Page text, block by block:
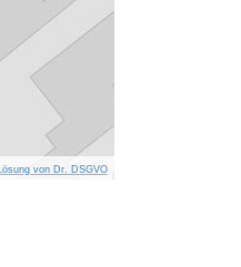
Lösung von Dr. DSGVO